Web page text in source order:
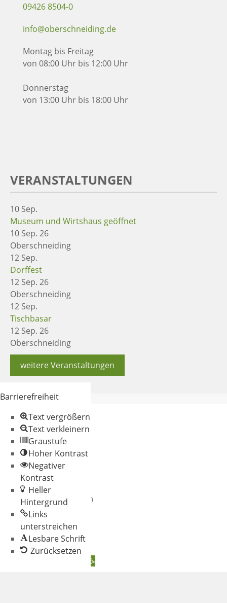
09426 8504-0
info@oberschneiding.de
Montag bis Freitag
von 08:00 Uhr bis 12:00 Uhr
Donnerstag
von 13:00 Uhr bis 18:00 Uhr
VERANSTALTUNGEN
10 Sep.
Museum und Wirtshaus geöffnet
10 Sep. 26
Oberschneiding
12 Sep.
Dorffest
12 Sep. 26
Oberschneiding
12 Sep.
Tischbasar
12 Sep. 26
Oberschneiding
weitere Veranstaltungen
© 2026 Gemeinde
Oberschneiding
Datenschutz
Impressum
Barrierefreiheit
Text vergrößern
Text verkleinern
Graustufe
Hoher Kontrast
Negativer
Kontrast
Heller
Hintergrund
Links
unterstreichen
Lesbare Schrift
Zurücksetzen